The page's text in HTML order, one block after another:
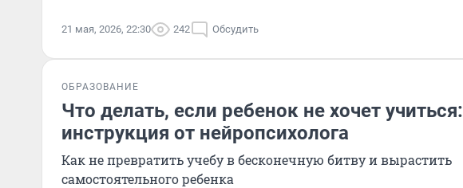
21 мая, 2026, 22:30 242 Обсудить
ОБРАЗОВАНИЕ
Что делать, если ребенок не хочет учиться:
инструкция от нейропсихолога
Как не превратить учебу в бесконечную битву и вырастить
самостоятельного ребенка